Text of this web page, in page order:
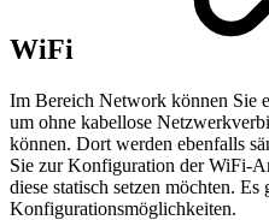
WiFi
Im Bereich Network können Sie
um ohne kabellose
können. Dort werden ebenfalls
Sie zur Konfiguration der WiFi-
diese statisch setzen möchten.
Konfigurationsmöglichkeiten.